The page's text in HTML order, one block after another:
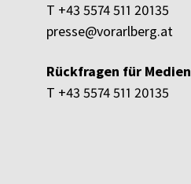
T +43 5574 511 20135
presse@vorarlberg.at
Rückfragen für Medien
T +43 5574 511 20135